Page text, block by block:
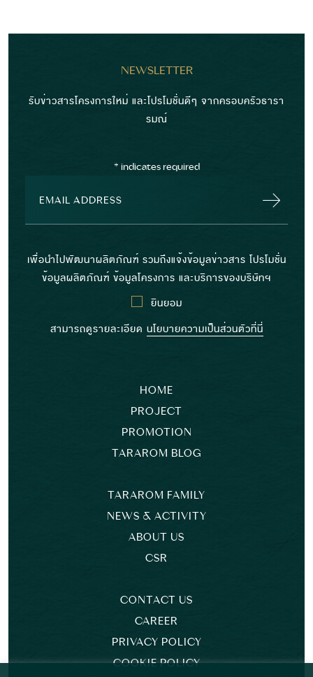
NEWSLETTER
รับข่าวสารโครงการใหม่ และโปรโมชั่นดีๆ จากครอบครัวธารา
รมณ์
* indicates required
เพื่อนำไปพัฒนาผลิตภัณฑ์ รวมถึงแจ้งข้อมูลข่าวสาร โปรโมชั่น
ข้อมูลผลิตภัณฑ์ ข้อมูลโครงการ และบริการของบริษัทฯ
ยินยอม
สามารถดูรายละเอียด นโยบายความเป็นส่วนตัวที่นี่
HOME
PROJECT
PROMOTION
TARAROM BLOG
TARAROM FAMILY
NEWS & ACTIVITY
ABOUT US
CSR
CONTACT US
CAREER
PRIVACY POLICY
COOKIE POLICY